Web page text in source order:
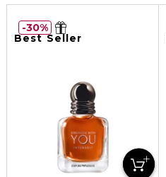
Best Seller
30%